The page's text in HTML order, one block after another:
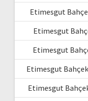
Etimesgut
Etimesgut
Etimesgut
Etimesgut
Etimesgut